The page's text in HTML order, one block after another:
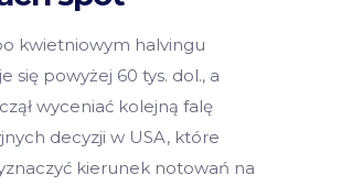
kwietniowym halvingu
się powyżej 60 tys. dol., a
wyceniać kolejną falę
decyzji w USA, które
kierunek notowań na